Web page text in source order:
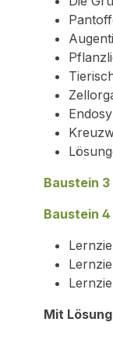
Baustein
Baustein
Mit